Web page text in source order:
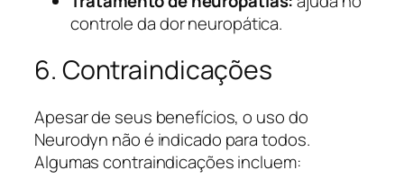
controle da dor neuropática.
6. Contraindicações
Apesar de seus benefícios, o uso do
Neurodyn não é indicado para todos.
Algumas contraindicações incluem: